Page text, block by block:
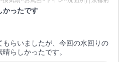
かったです
らいましたが、今回の水回りの
らしかったです。